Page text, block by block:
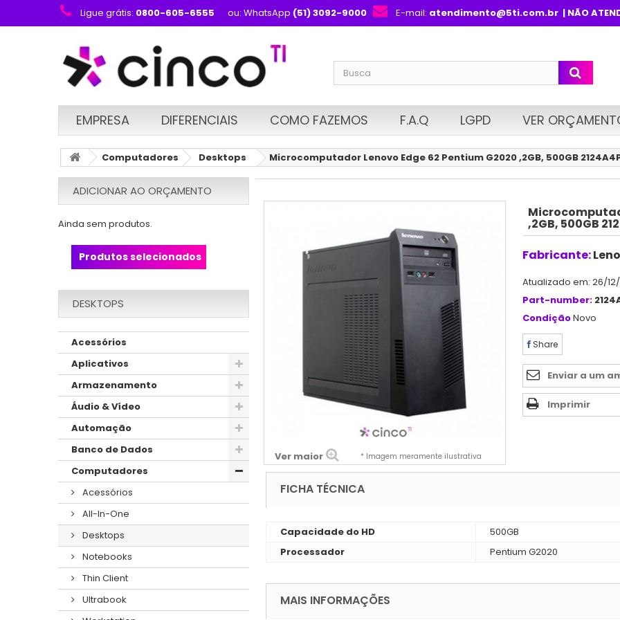
Ligue grátis: 0800-605-6555 ou: WhatsApp (51) 3092-9000 E-mail: atendimento@5ti.com.br| NÃO
EMPRESA DIFERENCIAIS COMO FAZEMOS F.A.Q LGPD VER
Computadores Desktops Microcomputador Lenovo Edge 62 Pentium G2020 ,2GB, 500GB
ADICIONAR AO ORÇAMENTO
Ainda sem produtos.
Produtos selecionados
DESKTOPS
Acessórios
Aplicativos
Armazenamento
Áudio & Vídeo
Automação
Banco de Dados
Computadores
Acessórios
All-In-One
Desktops
Notebooks
Thin Client
Ultrabook
Ver maior * Imagem meramente ilustrativa
,2GB, 500GB
Fabricante:
Atualizado em: 26/
Part-number:
CondiçãoNovo
Share
Enviar a um
Imprimir
FICHA TÉCNICA
Capacidade do HD
500GB
Processador
Pentium G2020
MAIS INFORMAÇÕES